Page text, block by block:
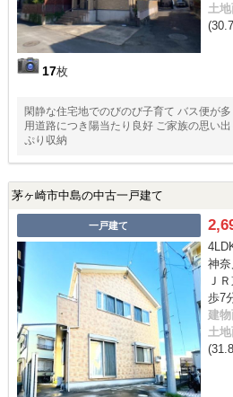
17枚
土
閑静な住宅地でのびのび子育て バス便が
用道路につき陽当たり良好 ご家族の思い
ぷり収納
茅ヶ崎市中島の中古一戸建て
一戸建て
神
Ｊ
歩7
建
土